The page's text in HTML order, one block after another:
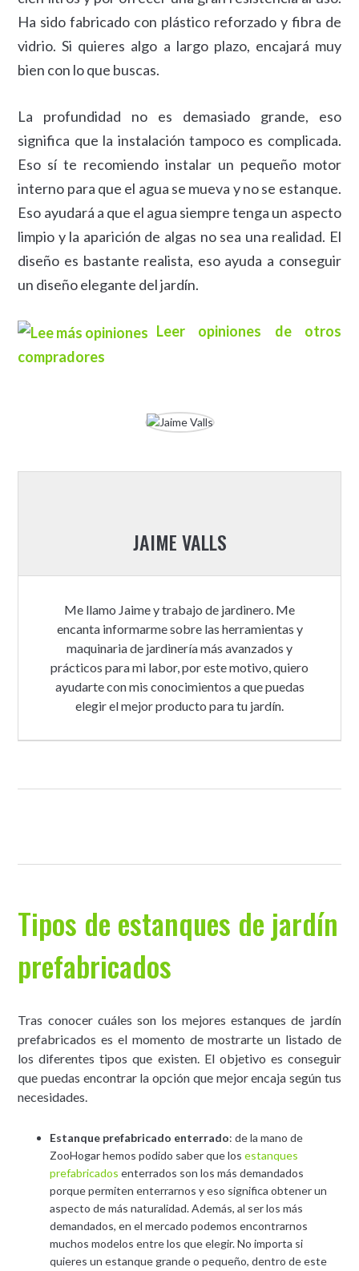
Ha sido fabricado con plástico reforzado y fibra de
vidrio. Si quieres algo a largo plazo, encajará muy
bien con lo que buscas.
La profundidad no es demasiado grande, eso
significa que la instalación tampoco es complicada.
Eso sí te recomiendo instalar un pequeño motor
interno para que el agua se mueva y no se estanque.
Eso ayudará a que el agua siempre tenga un aspecto
limpio y la aparición de algas no sea una realidad. El
diseño es bastante realista, eso ayuda a conseguir
un diseño elegante del jardín.
Leer opiniones de otros
compradores
JAIME VALLS
Me llamo Jaime y trabajo de jardinero. Me
encanta informarme sobre las herramientas y
maquinaria de jardinería más avanzados y
prácticos para mi labor, por este motivo, quiero
ayudarte con mis conocimientos a que puedas
elegir el mejor producto para tu jardín.
Tipos de estanques de jardín
prefabricados
Tras conocer cuáles son los mejores estanques de jardín
prefabricados es el momento de mostrarte un listado de
los diferentes tipos que existen. El objetivo es conseguir
que puedas encontrar la opción que mejor encaja según tus
necesidades.
Estanque prefabricado enterrado: de la mano de
ZooHogar hemos podido saber que losestanques
prefabricados enterrados son los más demandados
porque permiten enterrarnos y eso significa obtener un
aspecto de más naturalidad. Además, al ser los más
demandados, en el mercado podemos encontrarnos
muchos modelos entre los que elegir. No importa si
quieres un estanque grande o pequeño, dentro de este